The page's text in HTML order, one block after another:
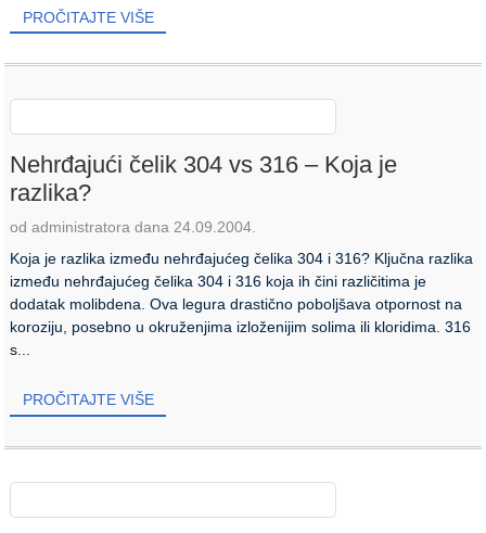
PROČITAJTE VIŠE
Nehrđajući čelik 304 vs 316 – Koja je
razlika?
od administratora dana 24.09.2004.
Koja je razlika između nehrđajućeg čelika 304 i 316? Ključna razlika
između nehrđajućeg čelika 304 i 316 koja ih čini različitima je
dodatak molibdena. Ova legura drastično poboljšava otpornost na
koroziju, posebno u okruženjima izloženijim solima ili kloridima. 316
s...
PROČITAJTE VIŠE